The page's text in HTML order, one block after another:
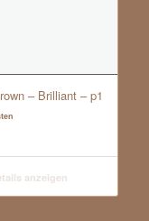
– Brilliant – p1
anzeigen